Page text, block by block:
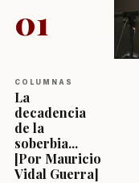
01
COLUMNAS
La
decadencia
de la
soberbia...
[Por Mauricio
Vidal Guerra]